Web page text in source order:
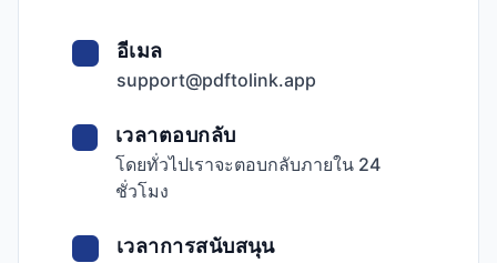
อีเมล
support@pdftolink.app
เวลาตอบกลับ
โดยทั่วไปเราจะตอบกลับภายใน 24
ชั่วโมง
เวลาการสนับสนุน